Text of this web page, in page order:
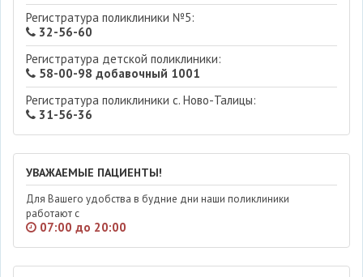
Регистратура поликлиники №5:
32-56-60
Регистратура детской поликлиники:
58-00-98 добавочный 1001
Регистратура поликлиники с. Ново-Талицы:
31-56-36
УВАЖАЕМЫЕ ПАЦИЕНТЫ!
Для Вашего удобства в будние дни наши поликлиники
работают с
07:00 до 20:00